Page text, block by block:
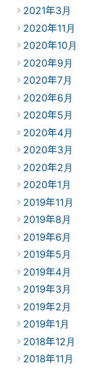
2021年3月
2020年11月
2020年10月
2020年9月
2020年7月
2020年6月
2020年5月
2020年4月
2020年3月
2020年2月
2020年1月
2019年11月
2019年8月
2019年6月
2019年5月
2019年4月
2019年3月
2019年2月
2019年1月
2018年12月
2018年11月